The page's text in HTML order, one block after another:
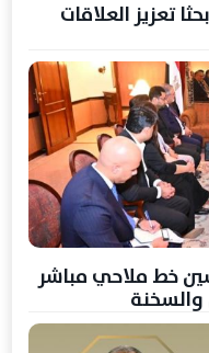
تعزيز العلاقات
خط ملاحي مباشر
والسخنة